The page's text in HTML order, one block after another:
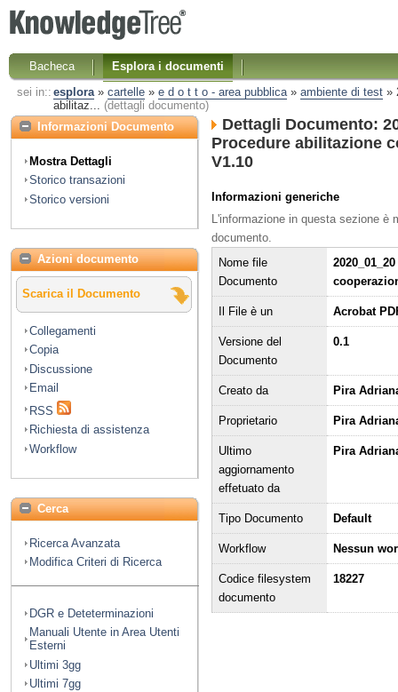
Bacheca
Esplora i documenti
sei in:: esplora» cartelle» e d o t t o - area pubblica» ambiente di test»
abilitaz... (dettagli documento)
Informazioni Documento
Mostra Dettagli
Storico transazioni
Storico versioni
Azioni documento
Scarica il Documento
Collegamenti
Copia
Discussione
Email
RSS
Richiesta di assistenza
Workflow
Cerca
Ricerca Avanzata
Modifica Criteri di Ricerca
DGR e Deteterminazioni
Manuali Utente in Area Utenti
Esterni
Ultimi 3gg
Ultimi 7gg
Dettagli Documento:
Procedure abilitazione
V1.10
Informazioni generiche
L'informazione in questa sezione è
documento.
Nome file
Documento
Il File è un Acrobat
Versione del
Documento
0.1
Creato da Pira
Proprietario Pira
Ultimo
aggiornamento
effetuato da
Pira
Tipo Documento Default
Workflow Nessun
Codice filesystem
documento
18227